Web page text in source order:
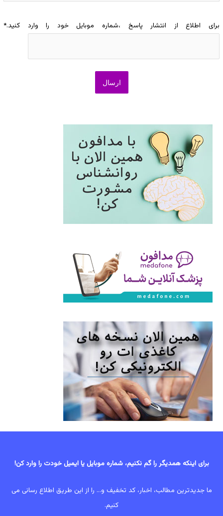
برای اطلاع از انتشار پاسخ ،شماره موبایل خود را وارد کنید.*
برای اینکه همدیگر را گم نکنیم، شماره موبایل یا ایمیل خودت را وارد کن!
ما جدیدترین مطالب، اخبار، کد تخفیف و... را از این طریق اطلاع رسانی می
کنیم.